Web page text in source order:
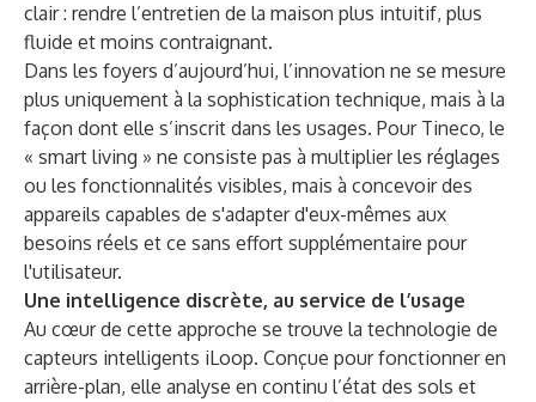
clair : rendre l’entretien de la maison plus intuitif, plus
fluide et moins contraignant.
Dans les foyers d’aujourd’hui, l’innovation ne se mesure
plus uniquement à la sophistication technique, mais à la
façon dont elle s’inscrit dans les usages. Pour Tineco, le
« smart living » ne consiste pas à multiplier les réglages
ou les fonctionnalités visibles, mais à concevoir des
appareils capables de s'adapter d'eux-mêmes aux
besoins réels et ce sans effort supplémentaire pour
l'utilisateur.
Une intelligence discrète, au service de l’usage
Au cœur de cette approche se trouve la technologie de
capteurs intelligents iLoop. Conçue pour fonctionner en
arrière-plan, elle analyse en continu l’état des sols et